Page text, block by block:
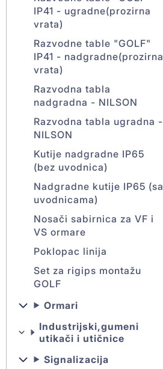
IP41 - ugradne(prozirna
vrata)
Razvodne table "GOLF"
IP41 - nadgradne(prozirna
vrata)
Razvodna tabla
nadgradna - NILSON
Razvodna tabla ugradna -
NILSON
Kutije nadgradne IP65
(bez uvodnica)
Nadgradne kutije IP65 (sa
uvodnicama)
Nosači sabirnica za VF i
VS ormare
Poklopac linija
Set za rigips montažu
GOLF
Ormari
Industrijski,gumeni
utikači i utičnice
Signalizacija